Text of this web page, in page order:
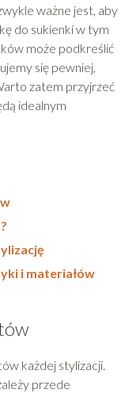
ważne jest, aby
do sukienki w tym
może podkreślić
się pewniej,
zatem przyjrzeć
idealnym
i materiałów
każdej stylizacji.
przede